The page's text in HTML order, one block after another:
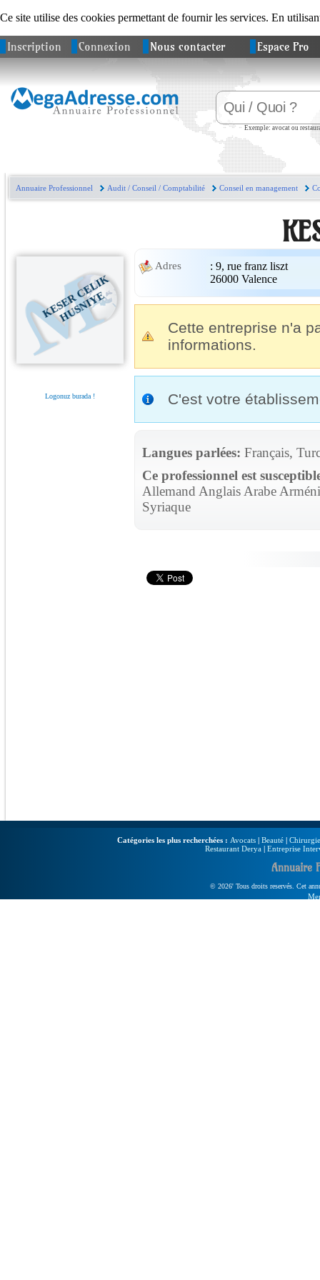
Ce site utilise des cookies permettant de fournir les services. En
Inscription Connexion Nous contacter Espace Pro
Exemple: avocat ou
Annuaire Professionnel Audit / Conseil / Comptabilité Conseil en management
K
E
S
E
R
C
E
L
I
K
H
U
S
N
I
Y
E
Logonuz burada !
Adres : 9, rue franz liszt
26000 Valence
Cette entreprise n'a
informations.
C'est votre
Langues parlées: Français,
Ce professionnel est
Allemand Anglais Arabe
Syriaque
Catégories les plus recherchées : Avocats | Beauté |
Restaurant Derya | Entreprise
Annuaire
© 2026' Tous droits reservés. Cet